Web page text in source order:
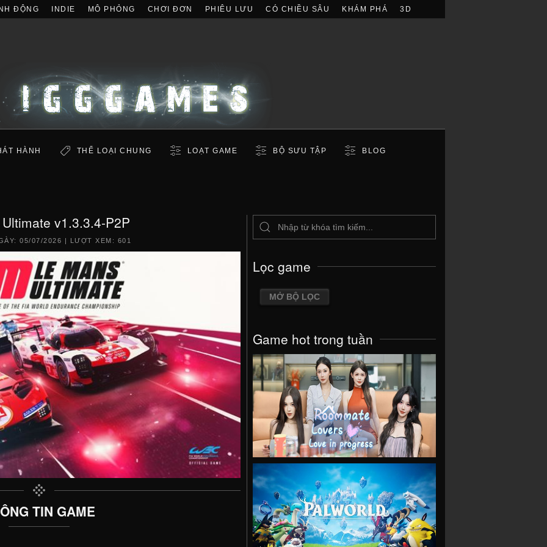
ĐỘNG INDIE MÔ PHỎNG CHƠI ĐƠN PHIÊU LƯU CÓ CHIỀU SÂU KHÁM PHÁ 3D
HÀNH THỂ LOẠI CHUNG LOẠT GAME BỘ SƯU TẬP BLOG
v1.3.3.4-P2P
05/07/2026 | LƯỢT XEM: 601
TIN GAME
Lọc game
MỞ BỘ LỌC
Game hot trong tuần
VIEW
VIEW